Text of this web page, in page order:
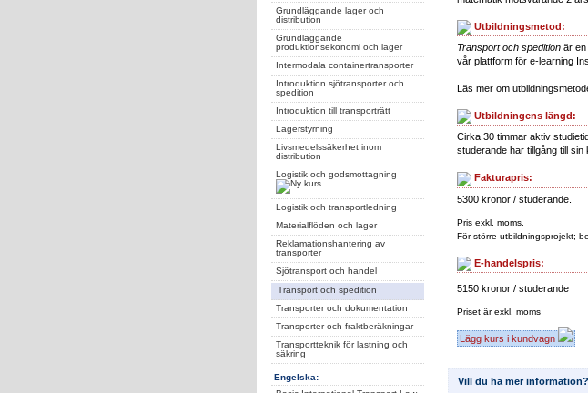
Grundläggande lager och
distribution
Grundläggande
produktionsekonomi och lager
Intermodala containertransporter
Introduktion sjötransporter och
spedition
Introduktion till transporträtt
Lagerstyrning
Livsmedelssäkerhet inom
distribution
Logistik och godsmottagning
Logistik och transportledning
Materialflöden och lager
Reklamationshantering av
transporter
Sjötransport och handel
Transport och spedition
Transporter och dokumentation
Transporter och fraktberäkningar
Transportteknik för lastning och
säkring
Engelska:
Utbildningsmetod:
Transport och spedition är
vår plattform för e-learning
Läs mer om
Utbildningens längd:
Cirka 30 timmar aktiv
studerande har tillgång till sin
Fakturapris:
5300 kronor / studerande.
Pris exkl. moms.
För större utbildningsprojekt;
E-handelspris:
5150 kronor / studerande
Priset är exkl. moms
Lägg kurs i kundvagn
Vill du ha mer information?